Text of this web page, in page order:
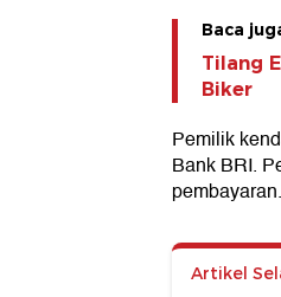
Baca
Tilang
Biker
Pemilik
Bank BRI.
pembayaran.
Artikel